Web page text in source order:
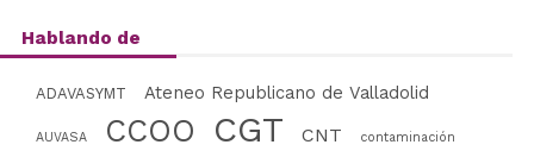
Hablando de
ADAVASYMT Ateneo Republicano de Valladolid
AUVASA CCOO CGT CNT contaminación